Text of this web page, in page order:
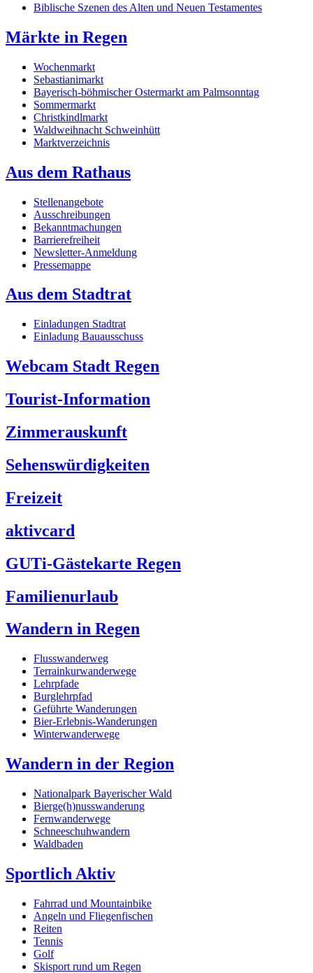
Biblische Szenen des Alten und Neuen Testamentes
Märkte in Regen
Wochenmarkt
Sebastianimarkt
Bayerisch-böhmischer Ostermarkt am Palmsonntag
Sommermarkt
Christkindlmarkt
Waldweihnacht Schweinhütt
Marktverzeichnis
Aus dem Rathaus
Stellenangebote
Ausschreibungen
Bekanntmachungen
Barrierefreiheit
Newsletter-Anmeldung
Pressemappe
Aus dem Stadtrat
Einladungen Stadtrat
Einladung Bauausschuss
Webcam Stadt Regen
Tourist-Information
Zimmerauskunft
Sehenswürdigkeiten
Freizeit
aktivcard
GUTi-Gästekarte Regen
Familienurlaub
Wandern in Regen
Flusswanderweg
Terrainkurwanderwege
Lehrpfade
Burglehrpfad
Geführte Wanderungen
Bier-Erlebnis-Wanderungen
Winterwanderwege
Wandern in der Region
Nationalpark Bayerischer Wald
Bierge(h)nusswanderung
Fernwanderwege
Schneeschuhwandern
Waldbaden
Sportlich Aktiv
Fahrrad und Mountainbike
Angeln und Fliegenfischen
Reiten
Tennis
Golf
Skisport rund um Regen